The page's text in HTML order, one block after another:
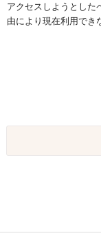
アクセスしようとした
由により現在利用でき